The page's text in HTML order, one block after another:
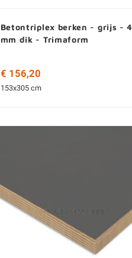
Betontriplex berken - grijs - 4
mm dik - Trimaform
€ 156,20
153x305 cm